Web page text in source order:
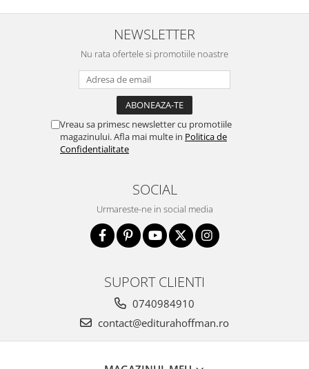
NEWSLETTER
Nu rata ofertele si promotiile noastre
Vreau sa primesc newsletter cu promotiile
magazinului. Afla mai multe in Politica de
Confidentialitate
SOCIAL
Urmareste-ne in social media
SUPORT CLIENTI
0740984910
contact@editurahoffman.ro